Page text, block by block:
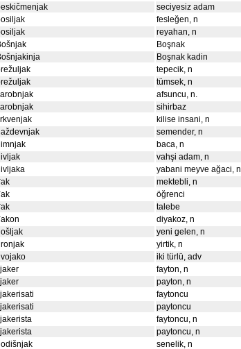
seciyesiz adam
fesleğen, n
reyahan, n
Boşnak
Boşnak kadin
tepecik, n
tümsek, n
afsuncu, n.
sihirbaz
kilise insani, n
semender, n
baca, n
vahşi adam, n
yabani meyve ağaci, n
mektebli, n
öğrenci
talebe
diyakoz, n
yeni gelen, n
yirtik, n
iki türlü, adv
fayton, n
payton, n
faytoncu
paytoncu
faytoncu, n
paytoncu, n
senelik, n